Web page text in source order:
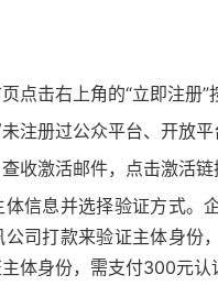
点击右上角的“立即注册”
注册过公众平台、开放平
收激活邮件，点击激活链
信息并选择验证方式。
司打款来验证主体身份
体身份，需支付300元